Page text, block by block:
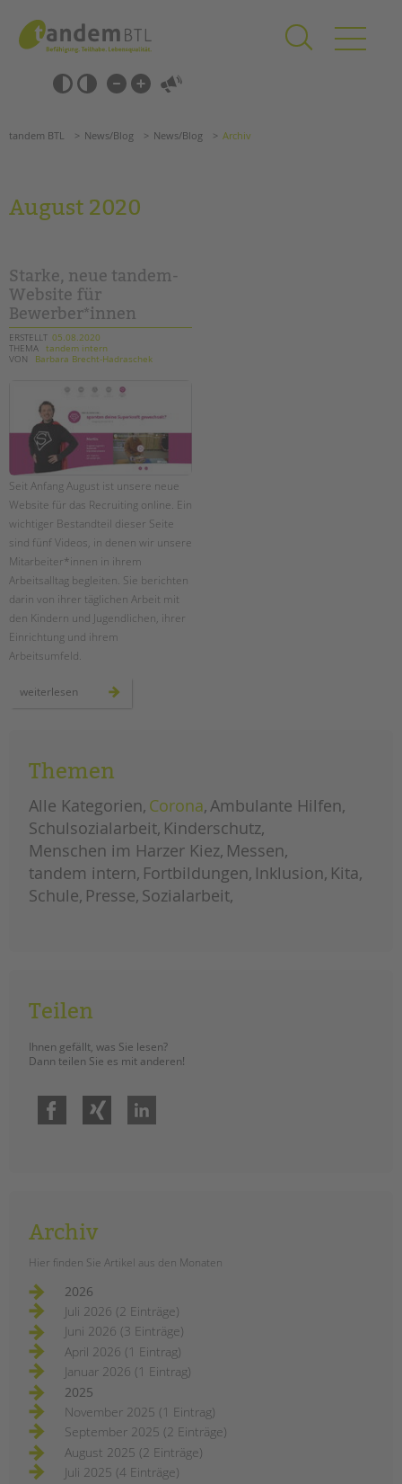
springen
Barrierefrei-
Einstellungen
überspringen
überspringen
Grundschulen
Förderzentren
Kollegs
EFöB
Schulbezogene Sozialarbeit
Tagesgruppen
HILFEN ZUR ERZIEHUNG
EINGLIEDERUNGSHILFE
BETREUTES WOHNEN
TANDEM BTL AKADEMIE
Zertfikatskurse
Seminarkalender
Seminarräume
STADTTEILARBEIT
Bereiche im Überblick
Gesellschafter VdK
tandem international
KARRIERE
Stellenangebote
tandem als Arbeitgeberin
Magazin
Impressum
tandem BTL News/Blog News/Blog Archiv
August 2020
Starke, neue tandem-
Website für
Bewerber*innen
ERSTELLT 05.08.2020
THEMA tandem intern
VON
Barbara Brecht-Hadraschek
Seit Anfang August ist unsere neue
Website für das Recruiting online. Ein
wichtiger Bestandteil dieser Seite
sind fünf Videos, in denen wir unsere
Mitarbeiter*innen in ihrem
Arbeitsalltag begleiten. Sie berichten
darin von ihrer täglichen Arbeit mit
den Kindern und Jugendlichen, ihrer
Einrichtung und ihrem
Arbeitsumfeld.
weiterlesen starke,
Themen
Alle Kategorien Corona Ambulante Hilfen
Schulsozialarbeit Kinderschutz
Menschen im Harzer Kiez Messen
tandem intern Fortbildungen Inklusion Kita
Schule Presse Sozialarbeit
Teilen
Ihnen gefällt, was Sie lesen?
Dann teilen Sie es mit anderen!
Facebook
Archiv
Hier finden Sie Artikel aus den Monaten
2026
Juli 2026 (2 Einträge)
Juni 2026 (3 Einträge)
April 2026 (1 Eintrag)
Januar 2026 (1 Eintrag)
2025
November 2025 (1 Eintrag)
September 2025 (2 Einträge)
August 2025 (2 Einträge)
Juli 2025 (4 Einträge)